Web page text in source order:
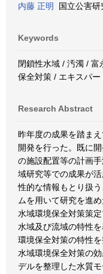
内藤 正明
国立公害
Keywords
閉鎖性水域 / 汚濁 / 富
保全対策 / エキスパー
Research Abstract
昨年度の成果を踏ま
開発を行った。既に
の施設配置等の計画
域研究等での成果が
性的な情報もとり扱
ムを用いて研究を進め
水域環境保全対策策
水域及び流域の特性
環境保全対策の特性
水域環境保全対策の
デルを整理した水質